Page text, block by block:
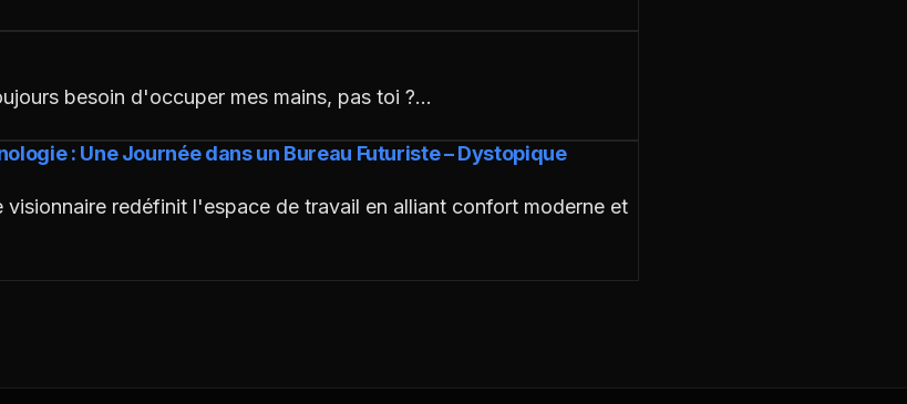
besoin d'occuper mes mains, pas toi ?…
: Une Journée dans un Bureau Futuriste – Dystopique
redéfinit l'espace de travail en alliant confort moderne et